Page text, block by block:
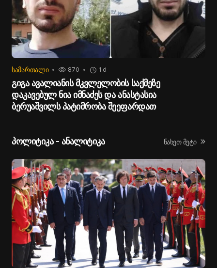
ᲡᲐᲛᲐᲠᲗᲐᲚᲘ 870 1 d
გიგა ავალიანის მკვლელობის საქმეზე
დაკავებულ ნია იმნაძეს და ანასტასია
ბერუაშვილს პატიმრობა შეეფარდათ
პოლიტიკა - ანალიტიკა ნახეთ მეტი